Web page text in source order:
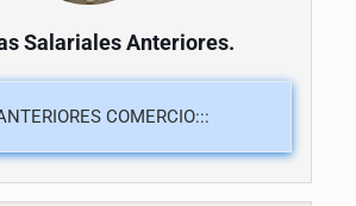
Salariales Anteriores.